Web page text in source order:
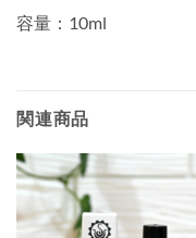
容量：10ml
関連商品